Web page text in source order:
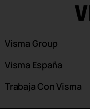
Visma Group
Visma España
Trabaja Con Visma